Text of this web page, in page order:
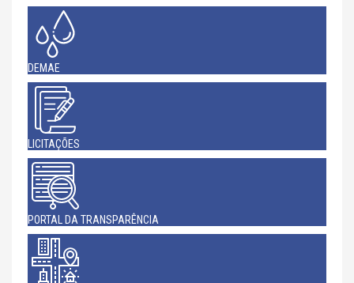
DEMAE
LICITAÇÕES
PORTAL DA TRANSPARÊNCIA